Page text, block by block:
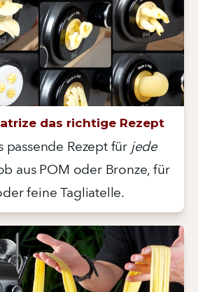
das richtige Rezept
passende Rezept für jede
aus POM oder Bronze, für
feine Tagliatelle.